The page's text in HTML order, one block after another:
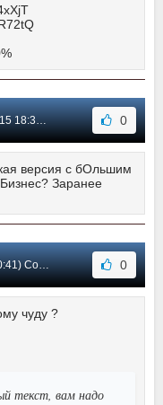
#7 0
версия с бОльшим
Заранее
#6 0
чуду ?
текст, вам надо